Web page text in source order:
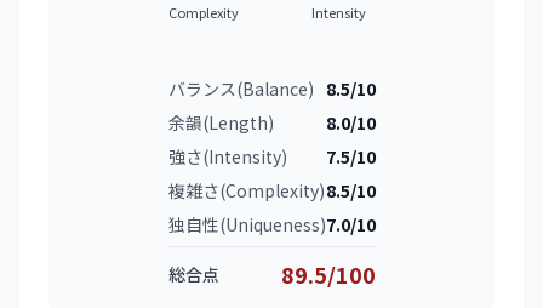
Intensity
Complexity
バランス(Balance) 8.5/10
余韻(Length)
8.0/10
強さ(Intensity)
7.5/10
複雑さ(Complexity)8.5/10
独自性(Uniqueness)7.0/10
総合点 89.5/100